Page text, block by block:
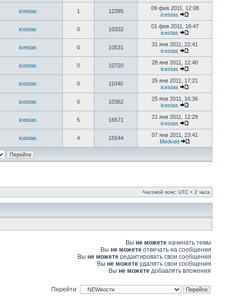
icestas 1 12395
09 фев 2011, 12:08
icestas
icestas 0 10332
01 фев 2011, 16:47
icestas
icestas 0 10531
31 янв 2011, 22:41
icestas
icestas 0 10720
28 янв 2011, 12:40
icestas
icestas 0 11040
25 янв 2011, 17:21
icestas
icestas 0 10362
25 янв 2011, 16:36
icestas
icestas 5 16571
21 янв 2011, 12:29
icestas
icestas 4 15544
07 янв 2011, 23:41
Medved
Часовой пояс: UTC + 2 часа
Вы не можете начинать темы
Вы не можете отвечать на сообщения
Вы не можете редактировать свои сообщения
Вы не можете удалять свои сообщения
Вы не можете добавлять вложения
Перейти: